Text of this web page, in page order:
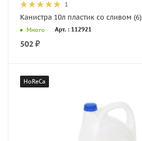
1
Канистра 10л пластик со сливом (6)
Много Арт. : 112921
502 ₽
HoReCa